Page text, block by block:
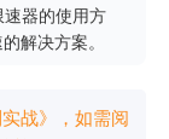
器的使用方
解决方案。
战》，如需阅